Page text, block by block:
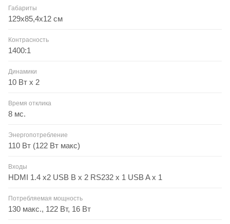
Габариты
129х85,4х12 см
Контрасность
1400:1
Динамики
10 Вт х 2
Время отклика
8 мс.
Энергопотребление
110 Вт (122 Вт макс)
Входы
HDMI 1.4 x2 USB B x 2 RS232 x 1 USB A x 1
Потребляемая мощность
130 макс., 122 Вт, 16 Вт